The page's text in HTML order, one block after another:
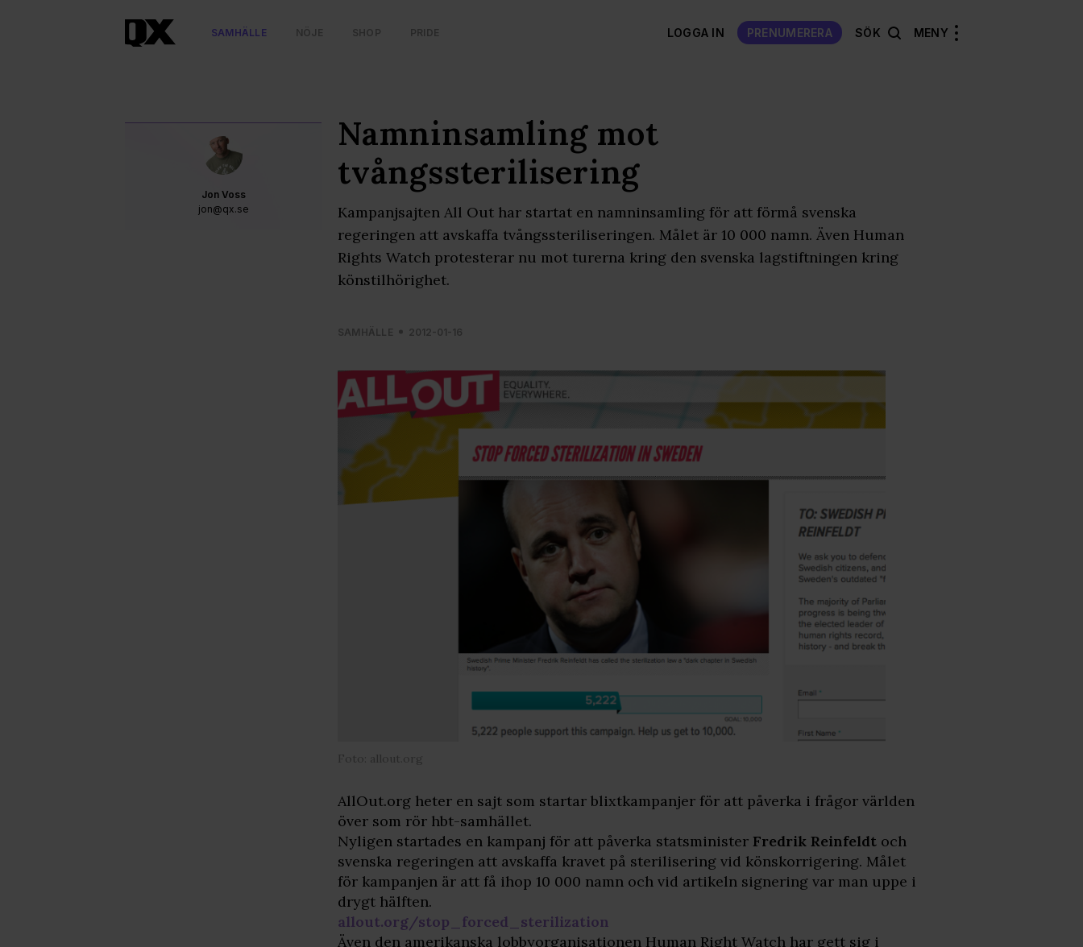
SAMHÄLLE NÖJE SHOP PRIDE LOGGA IN PRENUMERERA SÖK MENY
Jon Voss
jon@qx.se
Namninsamling mot
tvångssterilisering
Kampanjsajten All Out har startat en namninsamling för att förmå svenska
regeringen att avskaffa tvångssteriliseringen. Målet är 10 000 namn. Även Human
Rights Watch protesterar nu mot turerna kring den svenska lagstiftningen kring
könstilhörighet.
SAMHÄLLE 2012-01-16
Foto: allout.org
AllOut.org heter en sajt som startar blixtkampanjer för att påverka i frågor världen
över som rör hbt-samhället.
Nyligen startades en kampanj för att påverka statsminister Fredrik Reinfeldt och
svenska regeringen att avskaffa kravet på sterilisering vid könskorrigering. Målet
för kampanjen är att få ihop 10 000 namn och vid artikeln signering var man uppe i
drygt hälften.
allout.org/stop_forced_sterilization
Även den amerikanska lobbyorganisationen Human Right Watch har gett sig i